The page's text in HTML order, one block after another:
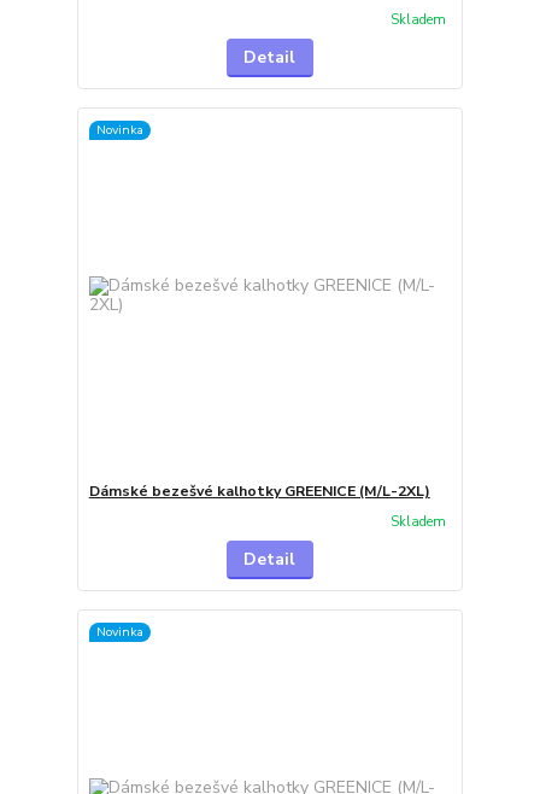
Skladem
Detail
Novinka
Dámské bezešvé kalhotky GREENICE (M/L-2XL)
Skladem
Detail
Novinka